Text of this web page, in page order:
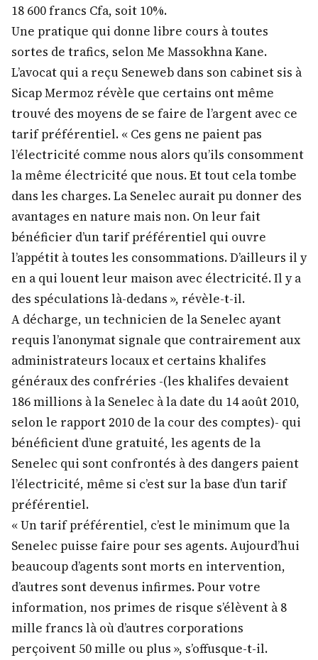
18 600 francs Cfa, soit 10%.
Une pratique qui donne libre cours à toutes
sortes de trafics, selon Me Massokhna Kane.
L’avocat qui a reçu Seneweb dans son cabinet sis à
Sicap Mermoz révèle que certains ont même
trouvé des moyens de se faire de l’argent avec ce
tarif préférentiel. « Ces gens ne paient pas
l’électricité comme nous alors qu’ils consomment
la même électricité que nous. Et tout cela tombe
dans les charges. La Senelec aurait pu donner des
avantages en nature mais non. On leur fait
bénéficier d’un tarif préférentiel qui ouvre
l’appétit à toutes les consommations. D’ailleurs il y
en a qui louent leur maison avec électricité. Il y a
des spéculations là-dedans », révèle-t-il.
A décharge, un technicien de la Senelec ayant
requis l’anonymat signale que contrairement aux
administrateurs locaux et certains khalifes
généraux des confréries -(les khalifes devaient
186 millions à la Senelec à la date du 14 août 2010,
selon le rapport 2010 de la cour des comptes)- qui
bénéficient d’une gratuité, les agents de la
Senelec qui sont confrontés à des dangers paient
l’électricité, même si c’est sur la base d’un tarif
préférentiel.
« Un tarif préférentiel, c’est le minimum que la
Senelec puisse faire pour ses agents. Aujourd’hui
beaucoup d’agents sont morts en intervention,
d’autres sont devenus infirmes. Pour votre
information, nos primes de risque s’élèvent à 8
mille francs là où d’autres corporations
perçoivent 50 mille ou plus », s’offusque-t-il.